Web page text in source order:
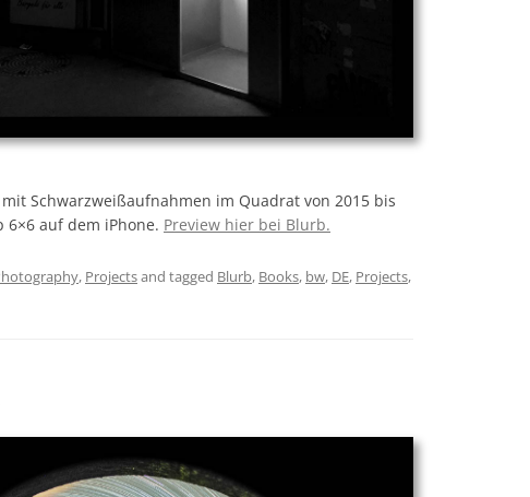
mit Schwarzweißaufnahmen im Quadrat von 2015 bis
auf dem iPhone. Preview hier bei Blurb.
, Projectsand tagged Blurb, Books, bw, DE, Projects,